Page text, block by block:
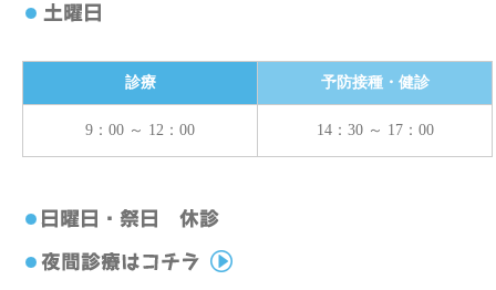
診療 予防接種・健診
9：00 ～ 12：00 14：30 ～ 17：00